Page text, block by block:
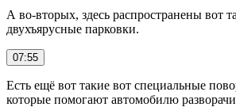
А во-вторых, здесь распространены вот
двухъярусные парковки.
07:55
Есть ещё вот такие вот специальные
которые помогают автомобилю